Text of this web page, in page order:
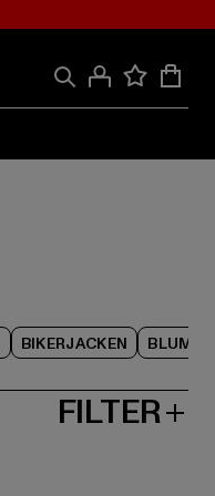
BIKERJACKEN
FILTER